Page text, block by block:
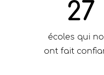
27
écoles qui
ont fait